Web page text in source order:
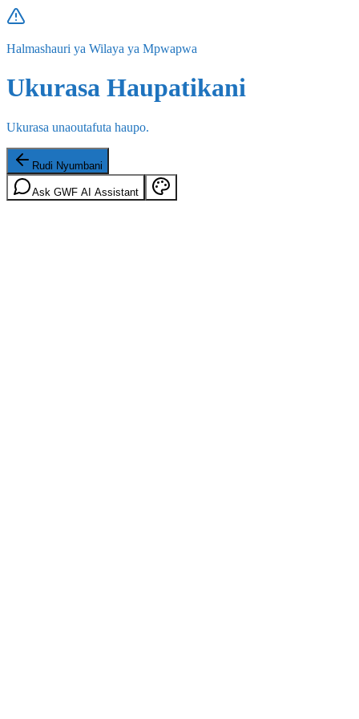
Halmashauri ya Wilaya ya Mpwapwa
Ukurasa Haupatikani
Ukurasa unaoutafuta haupo.
Rudi Nyumbani
Ask GWF AI Assistant